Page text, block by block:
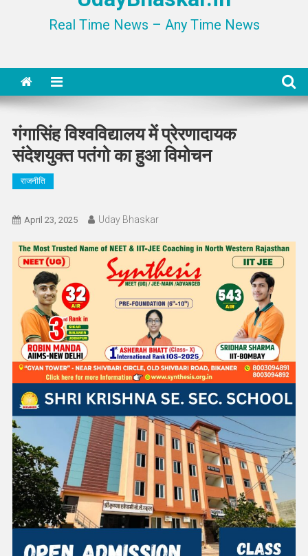
Real Time News – Any Time News
गंगासिंह विश्वविद्यालय में प्रेरणादायक
संदेशयुक्त पतंगो का हुआ विमोचन
राजनीति
April 23, 2025 Uday Bhaskar